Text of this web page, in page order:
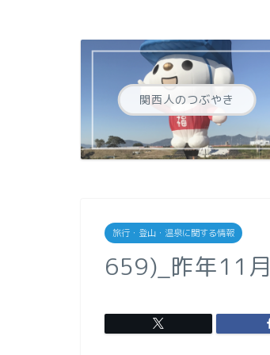
関西人のつぶやき
旅行・登山・温泉に関する情報
659)_昨年11